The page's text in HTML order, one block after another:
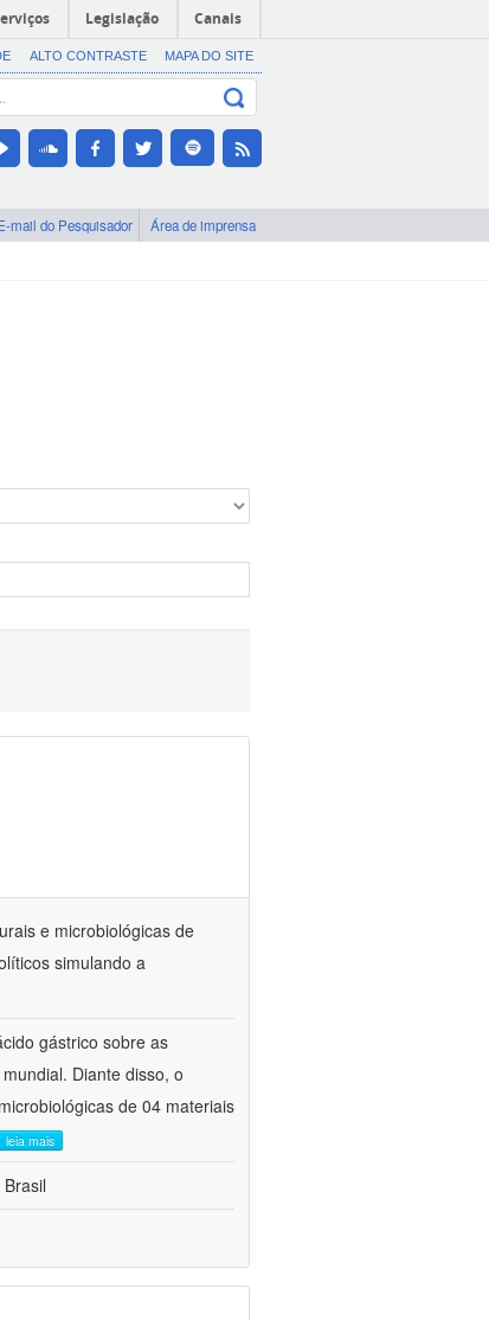
Legislação Canais
ALTO CONTRASTE MAPA DO SITE
mail do Pesquisador Área de imprensa
e microbiológicas de
simulando a
gástrico sobre as
Diante disso, o
de 04 materiais
leia mais